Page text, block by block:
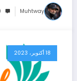
Muhtway
0
18 أكتوبر، 2023